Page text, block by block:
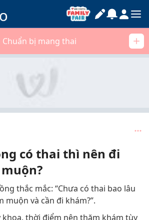
Chuẩn bị mang thai
có thai thì nên đi
thắc mắc: “Chưa có thai bao lâu
muộn và cần đi khám?”.
khoa, thời điểm nên thăm khám tùy